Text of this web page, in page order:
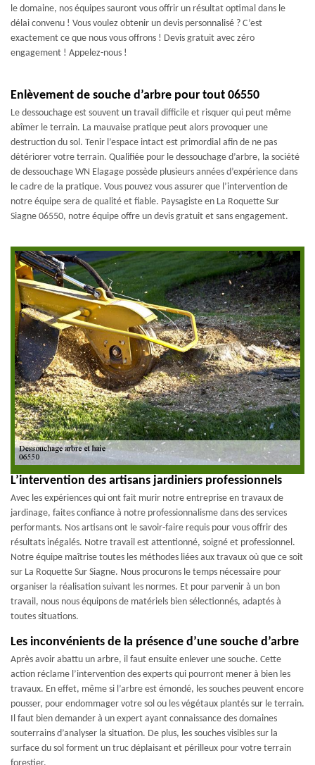
le domaine, nos équipes sauront vous offrir un résultat optimal dans le
délai convenu ! Vous voulez obtenir un devis personnalisé ? C’est
exactement ce que nous vous offrons ! Devis gratuit avec zéro
engagement ! Appelez-nous !
Enlèvement de souche d’arbre pour tout 06550
Le dessouchage est souvent un travail difficile et risquer qui peut même
abîmer le terrain. La mauvaise pratique peut alors provoquer une
destruction du sol. Tenir l’espace intact est primordial afin de ne pas
détériorer votre terrain. Qualifiée pour le dessouchage d’arbre, la société
de dessouchage WN Elagage possède plusieurs années d’expérience dans
le cadre de la pratique. Vous pouvez vous assurer que l’intervention de
notre équipe sera de qualité et fiable. Paysagiste en La Roquette Sur
Siagne 06550, notre équipe offre un devis gratuit et sans engagement.
L’intervention des artisans jardiniers professionnels
Avec les expériences qui ont fait murir notre entreprise en travaux de
jardinage, faites confiance à notre professionnalisme dans des services
performants. Nos artisans ont le savoir-faire requis pour vous offrir des
résultats inégalés. Notre travail est attentionné, soigné et professionnel.
Notre équipe maîtrise toutes les méthodes liées aux travaux où que ce soit
sur La Roquette Sur Siagne. Nous procurons le temps nécessaire pour
organiser la réalisation suivant les normes. Et pour parvenir à un bon
travail, nous nous équipons de matériels bien sélectionnés, adaptés à
toutes situations.
Les inconvénients de la présence d’une souche d’arbre
Après avoir abattu un arbre, il faut ensuite enlever une souche. Cette
action réclame l’intervention des experts qui pourront mener à bien les
travaux. En effet, même si l’arbre est émondé, les souches peuvent encore
pousser, pour endommager votre sol ou les végétaux plantés sur le terrain.
Il faut bien demander à un expert ayant connaissance des domaines
souterrains d’analyser la situation. De plus, les souches visibles sur la
surface du sol forment un truc déplaisant et périlleux pour votre terrain